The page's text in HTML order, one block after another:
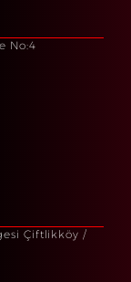
No:4
Çiftlikköy /